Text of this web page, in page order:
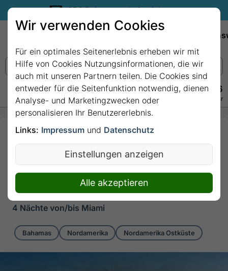
35€ Reisegutschein sichern.
+49 228 3875 7256
Persönlich · Kostenlos · Täglich 08–22 Uhr
4 Nächte -
Karibische
Inselträume ab
Miami mit Norwegian
Getaway
4 Nächte von/bis Miami
Bahamas Nordamerika Nordamerika Ostküste
Wir verwenden Cookies
Für ein optimales Seitenerlebnis erheben wir mit
Hilfe von Cookies Nutzungsinformationen, die wir
auch mit unseren Partnern teilen. Die Cookies sind
entweder für die Seitenfunktion notwendig, dienen
Analyse- und Marketingzwecken oder
personalisieren Ihr Benutzererlebnis.
Links: Impressum und Datenschutz
Einstellungen anzeigen
Alle akzeptieren